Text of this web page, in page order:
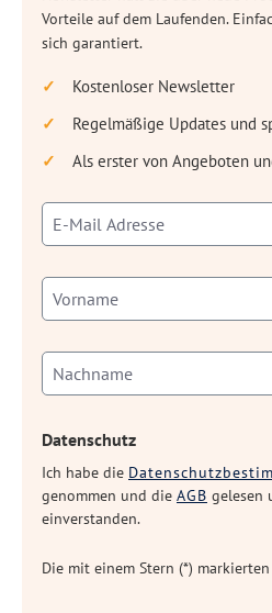
Vorteile auf dem Laufenden.
sich garantiert.
Kostenloser Newsletter
Regelmäßige Updates und
Als erster von Angeboten
Datenschutz
Ich habe die
genommen und die AGB gelesen
einverstanden.
Die mit einem Stern (*)